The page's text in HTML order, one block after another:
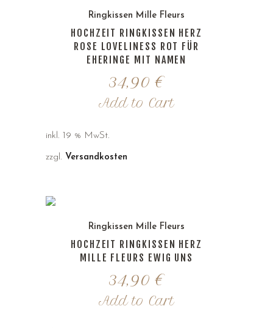
Ringkissen Mille Fleurs
HOCHZEIT RINGKISSEN HERZ
ROSE LOVELINESS ROT FÜR
EHERINGE MIT NAMEN
34,90 €
Add to Cart
inkl. 19 % MwSt.
zzgl. Versandkosten
Ringkissen Mille Fleurs
HOCHZEIT RINGKISSEN HERZ
MILLE FLEURS EWIG UNS
34,90 €
Add to Cart